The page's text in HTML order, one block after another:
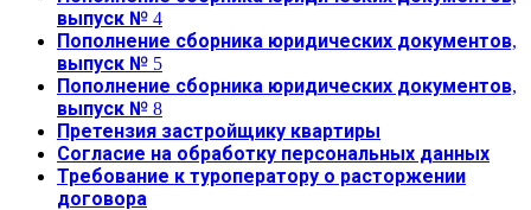
выпуск № 4
Пополнение сборника юридических документов,
выпуск № 5
Пополнение сборника юридических документов,
выпуск № 8
Претензия застройщику квартиры
Согласие на обработку персональных данных
Требование к туроператору о расторжении
договора